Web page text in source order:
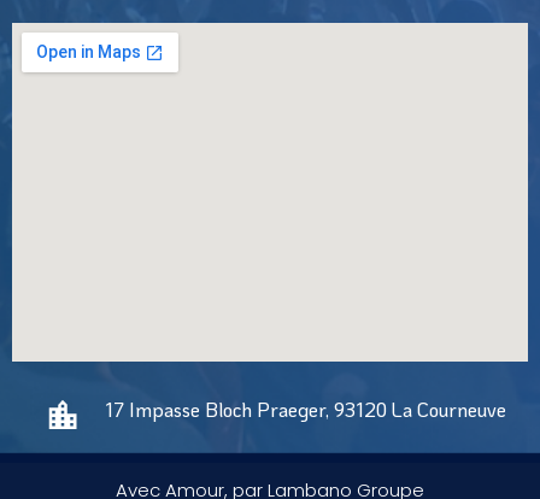
17 Impasse Bloch Praeger, 93120 La Courneuve
Avec Amour, par Lambano Groupe